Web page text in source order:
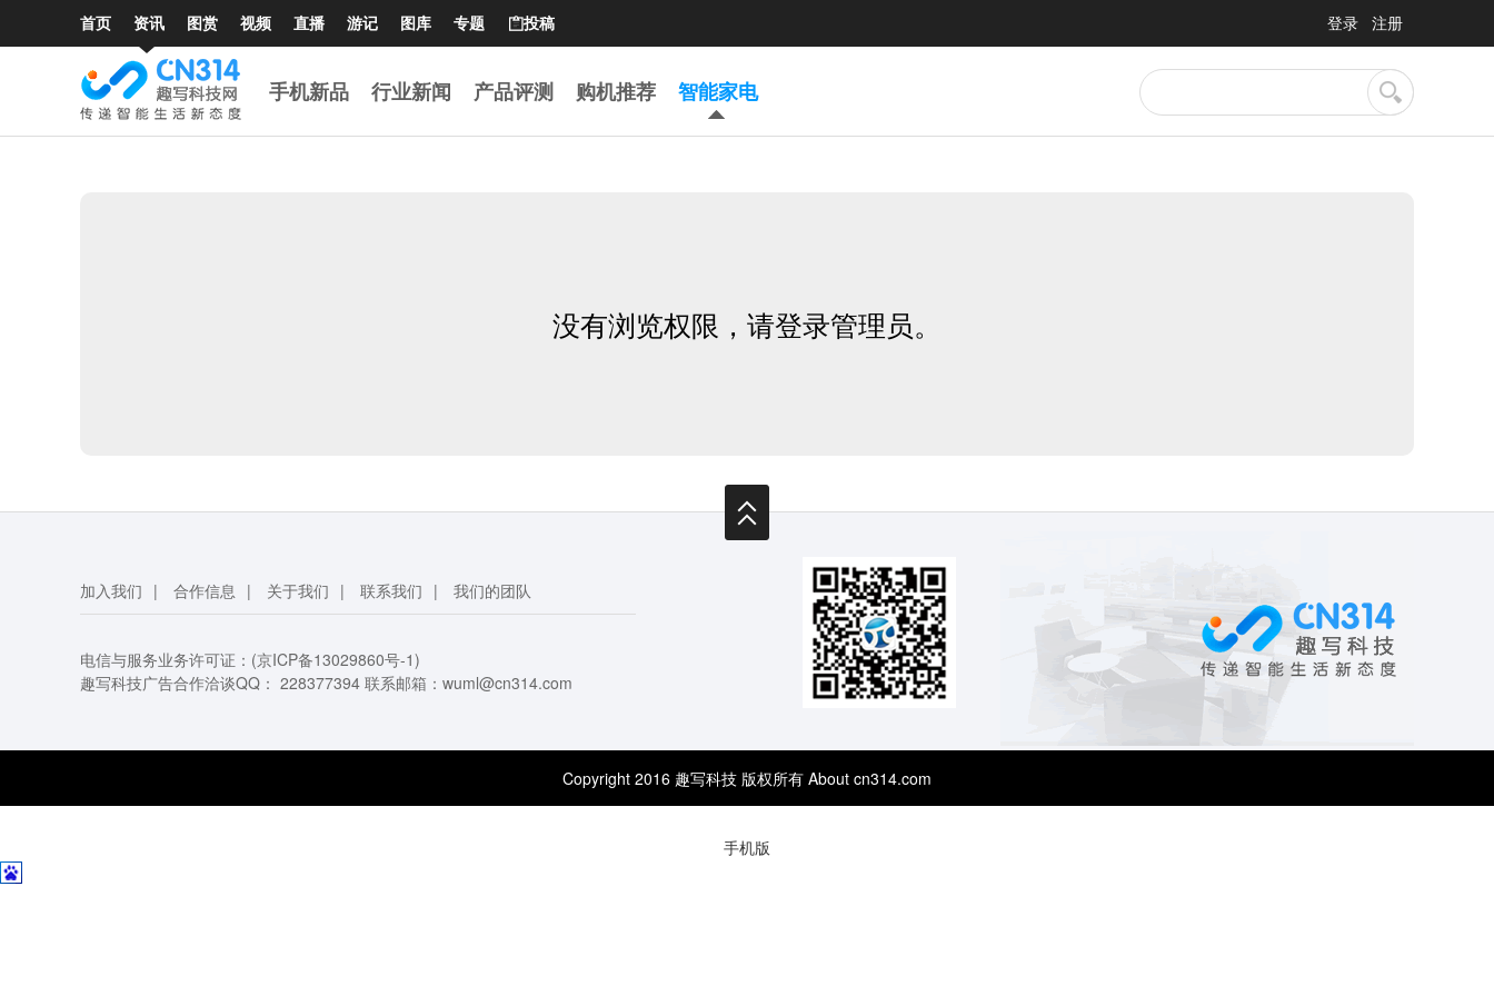
首页 资讯 图赏 视频 直播 游记 图库 专题 投稿 登录 注册
手机新品 行业新闻 产品评测 购机推荐 智能家电
没有浏览权限，请登录管理员。
加入我们 | 合作信息 | 关于我们 | 联系我们 | 我们的团队
电信与服务业务许可证：(京ICP备13029860号-1)
趣写科技广告合作洽谈QQ： 228377394 联系邮箱： wuml@cn314.com
Copyright 2016 趣写科技 版权所有 About cn314.com
手机版